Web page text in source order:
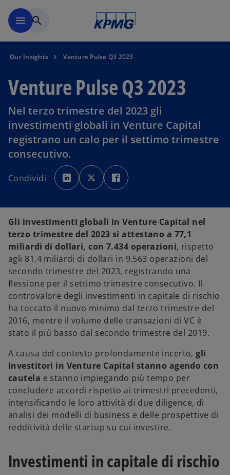
menu search
Our Insights Venture Pulse Q3 2023
Venture Pulse Q3 2023
Nel terzo trimestre del 2023 gli
investimenti globali in Venture Capital
registrano un calo per il settimo trimestre
consecutivo.
Condividi i
a
p
n
a
n
u
o
v
a
c
e
d
a
i
a
p
u
n
a
n
u
o
a
s
c
e
a
i
a
u
n
n
u
o
v
a
c
e
a
Gli investimenti globali in Venture Capital nel
terzo trimestre del 2023 si attestano a 77,1
miliardi di dollari, con 7.434 operazioni, rispetto
agli 81,4 miliardi di dollari in 9.563 operazioni del
secondo trimestre del 2023, registrando una
flessione per il settimo trimestre consecutivo. Il
controvalore degli investimenti in capitale di rischio
ha toccato il nuovo minimo dal terzo trimestre del
2016, mentre il volume delle transazioni di VC è
stato il più basso dal secondo trimestre del 2019.
A causa del contesto profondamente incerto,gli
investitori in Venture Capital stanno agendo con
cautela e stanno impiegando più tempo per
concludere accordi rispetto ai trimestri precedenti,
intensificando le loro attività di due diligence, di
analisi dei modelli di business e delle prospettive di
redditività delle startup su cui investire.
Investimenti in capitale di rischio